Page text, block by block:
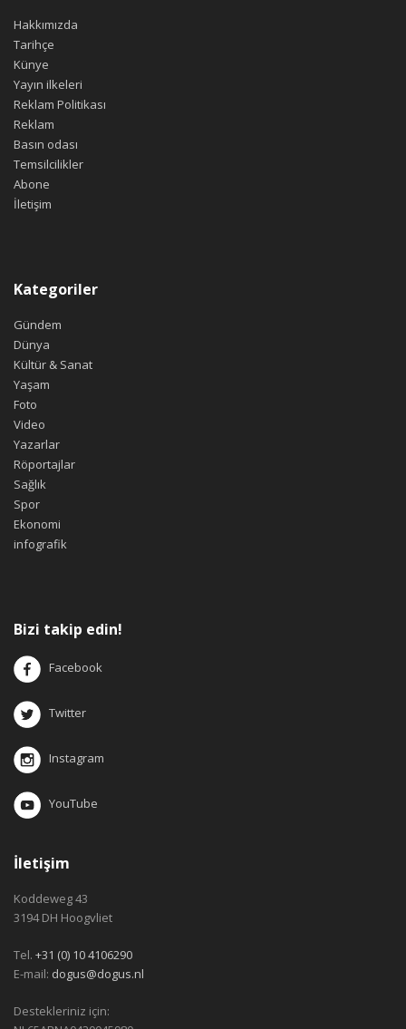
Hakkımızda
Tarihçe
Künye
Yayın ilkeleri
Reklam Politikası
Reklam
Basın odası
Temsilcilikler
Abone
İletişim
Kategoriler
Gündem
Dünya
Kültür & Sanat
Yaşam
Foto
Video
Yazarlar
Röportajlar
Sağlık
Spor
Ekonomi
infografik
Bizi takip edin!
Facebook
Twitter
Instagram
YouTube
İletişim
Koddeweg 43
3194 DH Hoogvliet
Tel. +31 (0) 10 4106290
E-mail: dogus@dogus.nl
Destekleriniz için: